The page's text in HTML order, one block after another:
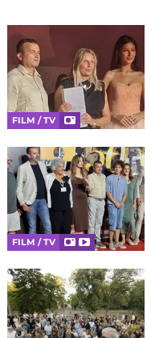
FILM / TV
FILM / TV